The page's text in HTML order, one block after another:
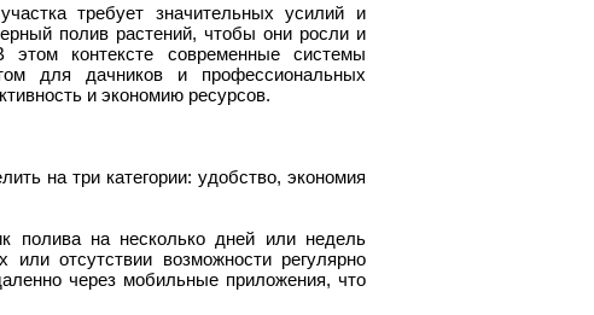
требует значительных усилий и
полив растений, чтобы они росли и
контексте современные системы
для дачников и профессиональных
и экономию ресурсов.
на три категории: удобство, экономия
полива на несколько дней или недель
отсутствии возможности регулярно
через мобильные приложения, что